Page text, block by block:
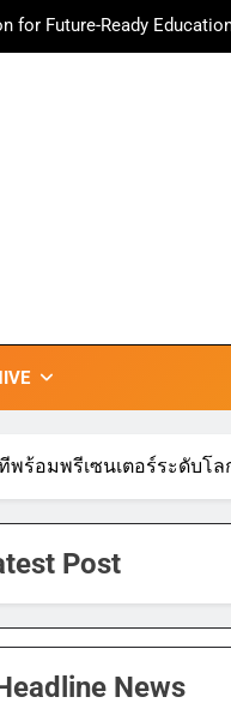
for Future-Ready
ก แนะเคล็ดลับปรับธุรกิจท่อง
ชูพลังชุมชนสืบสานพุทธ
ต้มสุขภาพดี สิ่งดีๆ จะเกิดขึ้น”
for Future-Ready Education
ก แนะเคล็ดลับปรับธุรกิจท่อ
ร้อมพรีเซนเตอร์ระดับโล
Post
News